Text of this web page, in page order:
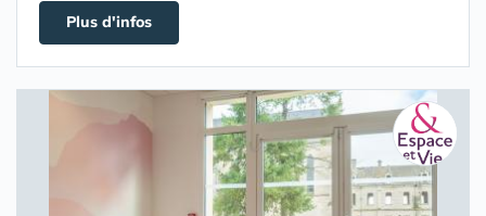
Plus d'infos